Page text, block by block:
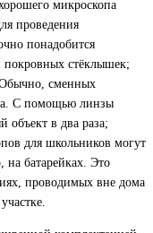
микроскопа
проведения
понадобится
стёклышек;
сменных
С помощью линзы
объект в два раза;
для школьников могут
на батарейках. Это
проводимых вне дома